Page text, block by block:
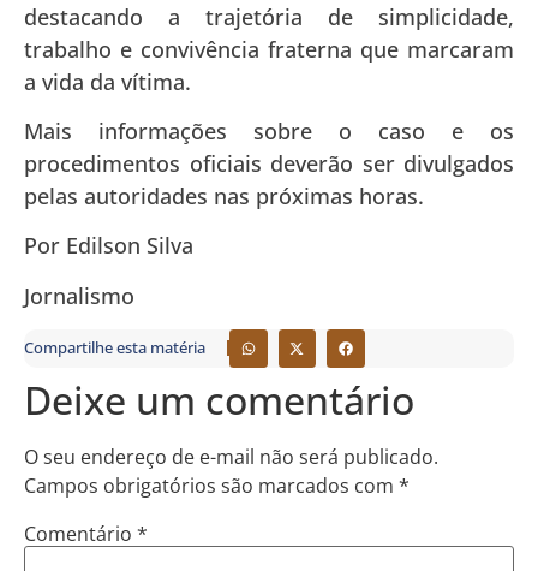
destacando a trajetória de simplicidade,
trabalho e convivência fraterna que marcaram
a vida da vítima.
Mais informações sobre o caso e os
procedimentos oficiais deverão ser divulgados
pelas autoridades nas próximas horas.
Por Edilson Silva
Jornalismo
Compartilhe esta matéria
Deixe um comentário
O seu endereço de e-mail não será publicado.
Campos obrigatórios são marcados com *
Comentário *